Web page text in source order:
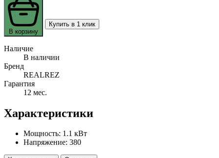
В корзину
Купить в 1 клик
Наличие
В наличии
Бренд
REALREZ
Гарантия
12 мес.
Характеристики
Мощность: 1.1 кВт
Напряжение: 380